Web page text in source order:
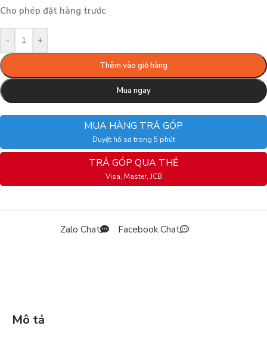
Cho phép đặt hàng trước
- +
Thêm vào giỏ hàng
Mua ngay
MUA HÀNG TRẢ GÓP
Duyệt hồ sơ trong 5 phút
TRẢ GÓP QUA THẺ
Visa, Master, JCB
Zalo Chat Facebook Chat
Mô tả